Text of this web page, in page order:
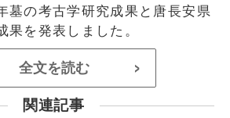
墓の考古学研究成果と唐長安県
果を発表しました。
全文を読む >
関連記事